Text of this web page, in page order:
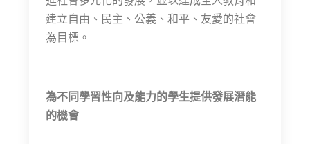
建立自由、民主、公義、和平、友愛的社會
為目標。
為不同學習性向及能力的學生提供發展潛能
的機會